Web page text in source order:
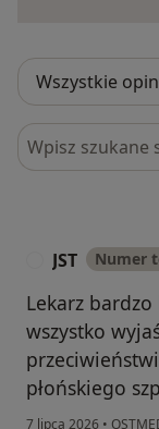
Szukaj w
JST Numer
Lekarz
wszystko
płońskiego
7 lipca 2026 •